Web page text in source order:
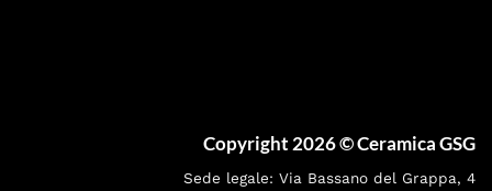
Copyright 2026 ©Ceramica GSG
Sede legale: Via Bassano del Grappa, 4